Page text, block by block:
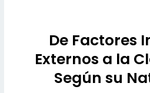
De Factores
Externos a la
Según su